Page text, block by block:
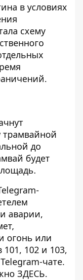
в условиях
схему
трамвайной
до
будет
аварии,
огонь или
102 и 103,
чате.
ЗДЕСЬ.